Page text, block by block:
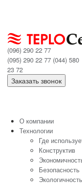
(096) 290 22 77
(095) 290 22 77 (044) 580
23 72
Заказать звонок
О компании
Технологии
Где
Конструктив
Безопасность
Экологичность